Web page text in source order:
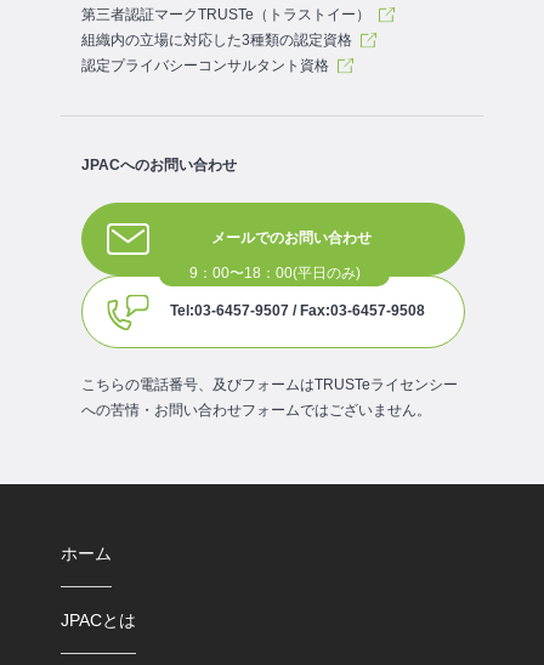
第三者認証マークTRUSTe（トラストイー）
組織内の立場に対応した3種類の認定資格
認定プライバシーコンサルタント資格
JPACへのお問い合わせ
メールでのお問い合わせ
Tel:03-6457-9507 / Fax:03-6457-9508
こちらの電話番号、及びフォームはTRUSTeライセンシー
への苦情・お問い合わせフォームではございません。
ホーム
JPACとは